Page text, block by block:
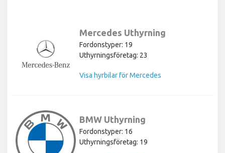
Mercedes Uthyrning
Fordonstyper: 19
Uthyrningsföretag: 23
Visa hyrbilar för Mercedes
BMW Uthyrning
Fordonstyper: 16
Uthyrningsföretag: 19